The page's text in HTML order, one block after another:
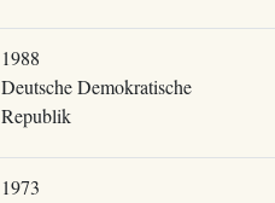
1988
Deutsche Demokratische
Republik
1973